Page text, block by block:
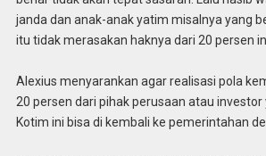
janda dan anak-anak yatim misalnya yang
itu tidak merasakan haknya dari 20 persen
Alexius menyarankan agar realisasi pola
20 persen dari pihak perusaan atau investor
Kotim ini bisa di kembali ke pemerintahan